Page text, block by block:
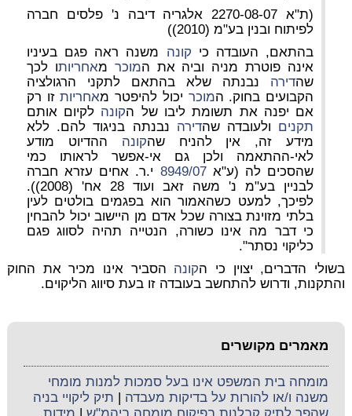
(ת"א 2270-08-07 אלגריה דיבה נ' פלסים חברה
לפיתוח ובנין בע"מ (2010))
בהתאם, העובדה כי קונה משנה ראה פגם בעיניו
אינה פוטרת מניה וביה את המוכר מאחריותו לכך
שהדירה נבנתה שלא בהתאם לתקני הרגולציה
הקבועים בחוק. המוכר יכול להיפטר מאחריותזו רק
אם יפנה את תשומת ליבו של הקונה לקיום אותם
תקנים ולעובדה שהדירה נבנתה בניגוד להם. ללא
מידע זה, אין להניח שהקונה ההדיוט מודע
לאי-ההתאמה ולכן גם אי-אפשר לראותו כמי
שהסכים לה (ע"א8949/07 י.ר. אחים עזרא חברה
לבניין בע"מ נ' משה זאב ועוד 28 אח' (2008)).
לפיכך, למעט כשהאמור הוא בפגמים בולטים לעין
בלתי מזוינת בצורה שכל אדם מן היישוב יכול להבחין
כי דבר מה אינו כשורה, הנטייה תהיה לסווג פגם
כליקוי נסתר".
בשולי הדברים, יצוין כי הקונה הסביר אינו מכיר את החוק
והתקנות, ודרוש להתחשב בעובדה זו בעת סיווג הליקוים.
מאמרים מקושרים
מומחה בית המשפט אינו בעל סמכות למנות מומחי
משנה ו/או להורות על בדיקות מעבדה
תיק ליקויי בניה